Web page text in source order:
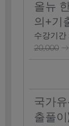
올뉴
의+기
수강기간
20,000 →
국가
출풀